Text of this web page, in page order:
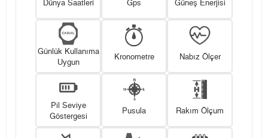
Dünya Saatleri Gps Güneş Enerjisi
Günlük Kullanıma
Uygun
Kronometre Nabız Ölçer
Pil Seviye
Göstergesi
Pusula Rakım Ölçum